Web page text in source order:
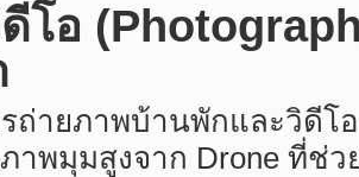
โอ
ายภาพบ้านพักและวิดีโอ
าพมุมสูงจาก Drone ที่ช่